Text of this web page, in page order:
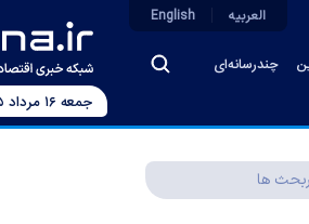
چندرسانه‌ای
العربیه English
جمعه ۱۶ مرداد ۱۴۰۵
ها